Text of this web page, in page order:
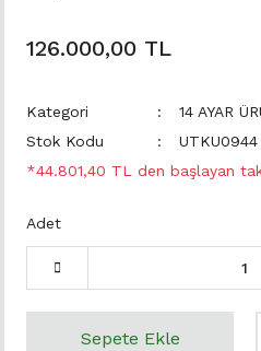
126.000,00 TL
Kategori 14 AYAR
Stok Kodu
UTKU0944
*44.801,40 TL den başlayan
Adet
Sepete Ekle